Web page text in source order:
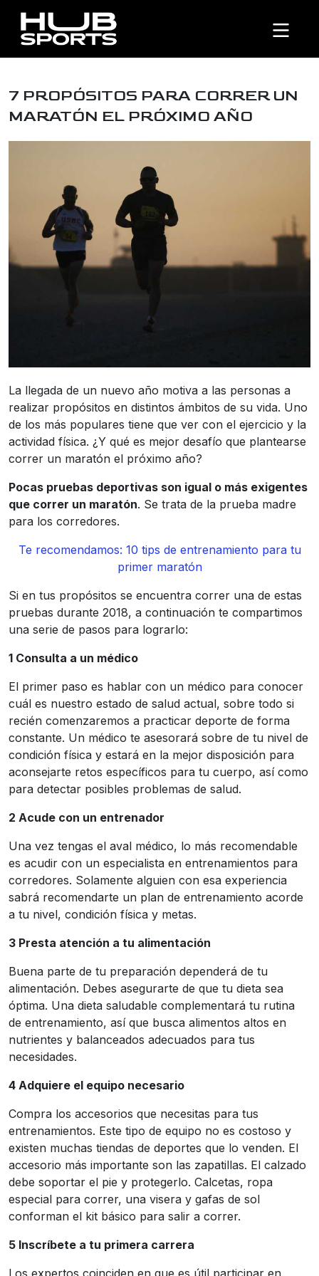
7 PROPÓSITOS PARA CORRER UN
MARATÓN EL PRÓXIMO AÑO
La llegada de un nuevo año motiva a las personas a
realizar propósitos en distintos ámbitos de su vida. Uno
de los más populares tiene que ver con el ejercicio y la
actividad física. ¿Y qué es mejor desafío que plantearse
correr un maratón el próximo año?
Pocas pruebas deportivas son igual o más exigentes
que correr un maratón. Se trata de la prueba madre
para los corredores.
Te recomendamos: 10 tips de entrenamiento para tu
primer maratón
Si en tus propósitos se encuentra correr una de estas
pruebas durante 2018, a continuación te compartimos
una serie de pasos para lograrlo:
1 Consulta a un médico
El primer paso es hablar con un médico para conocer
cuál es nuestro estado de salud actual, sobre todo si
recién comenzaremos a practicar deporte de forma
constante. Un médico te asesorará sobre de tu nivel de
condición física y estará en la mejor disposición para
aconsejarte retos específicos para tu cuerpo, así como
para detectar posibles problemas de salud.
2 Acude con un entrenador
Una vez tengas el aval médico, lo más recomendable
es acudir con un especialista en entrenamientos para
corredores. Solamente alguien con esa experiencia
sabrá recomendarte un plan de entrenamiento acorde
a tu nivel, condición física y metas.
3 Presta atención a tu alimentación
Buena parte de tu preparación dependerá de tu
alimentación. Debes asegurarte de que tu dieta sea
óptima. Una dieta saludable complementará tu rutina
de entrenamiento, así que busca alimentos altos en
nutrientes y balanceados adecuados para tus
necesidades.
4 Adquiere el equipo necesario
Compra los accesorios que necesitas para tus
entrenamientos. Este tipo de equipo no es costoso y
existen muchas tiendas de deportes que lo venden. El
accesorio más importante son las zapatillas. El calzado
debe soportar el pie y protegerlo. Calcetas, ropa
especial para correr, una visera y gafas de sol
conforman el kit básico para salir a correr.
5 Inscríbete a tu primera carrera
Los expertos coinciden en que es útil participar en